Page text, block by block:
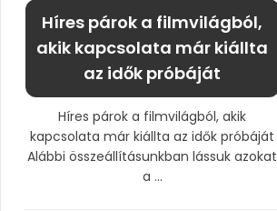
Híres párok a filmvilágból,
akik kapcsolata már kiállta
az idők próbáját
Híres párok a filmvilágból, akik
kapcsolata már kiállta az idők próbáját
Alábbi összeállításunkban lássuk azokat
a ...